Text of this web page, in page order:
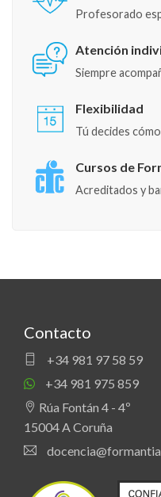
Profesorado
Atención
Siempre
Flexibilidad
Tú decides
Cursos de
Acreditados y
Contacto
+34 981 97 58 59
+34 981 975 859
Rúa Fontán 4 - 4º
15004 A Coruña